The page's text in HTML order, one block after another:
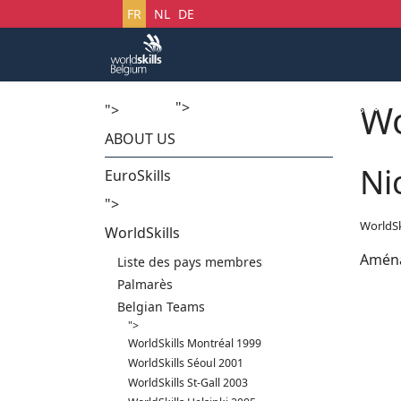
Sélectionnez votre langue
FR NL DE
"> Startech's Days
">
ABOUT US
EuroSkills
">
WorldSkills
Liste des pays membres
Palmarès
Belgian Teams
">
WorldSkills Montréal 1999
WorldSkills Séoul 2001
WorldSkills St-Gall 2003